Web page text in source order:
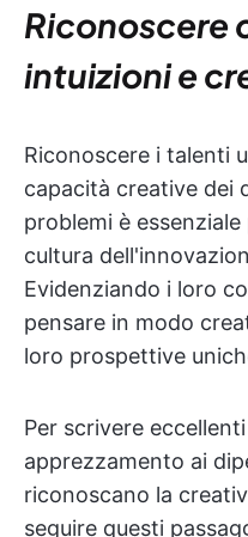
Riconoscere
intuizioni e
Riconoscere i talenti
capacità creative dei
problemi è
cultura
Evidenziando i loro
pensare in modo
loro prospettive
Per scrivere
apprezzamento ai
riconoscano la
seguire questi